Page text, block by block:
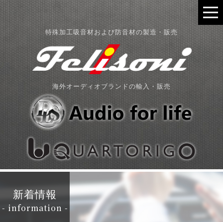
特殊加工吸音材および防音材の製造・販売
海外オーディオブランドの輸入・販売
新着情報
- information -